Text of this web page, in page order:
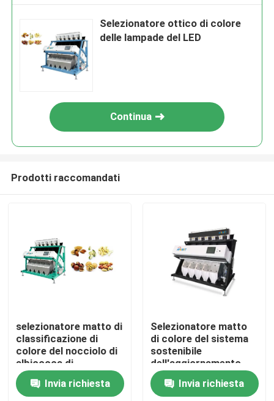
Casa
Prodotti
Circa noi
Selezionatore ottico di colore
delle lampade del LED
Continua
Prodotti raccomandati
selezionatore matto di
classificazione di
colore del nocciolo di
albicocca di
agricoltura 8tph
Invia richiesta
Selezionatore matto
di colore del sistema
sostenibile
dell'aggiornamento
con luce principale
Invia richiesta